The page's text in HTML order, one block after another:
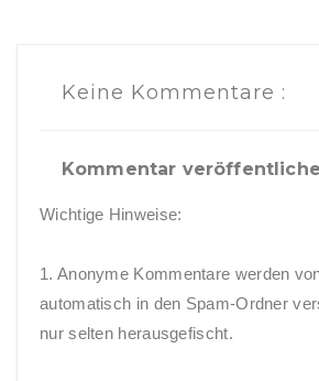
Keine Kommentare :
Kommentar
Wichtige Hinweise:
1. Anonyme Kommentare werden
automatisch in den Spam-Ordner
nur selten herausgefischt.